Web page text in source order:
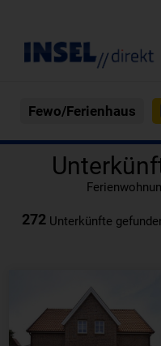
Fewo/Ferienhaus
272 Unterkünfte